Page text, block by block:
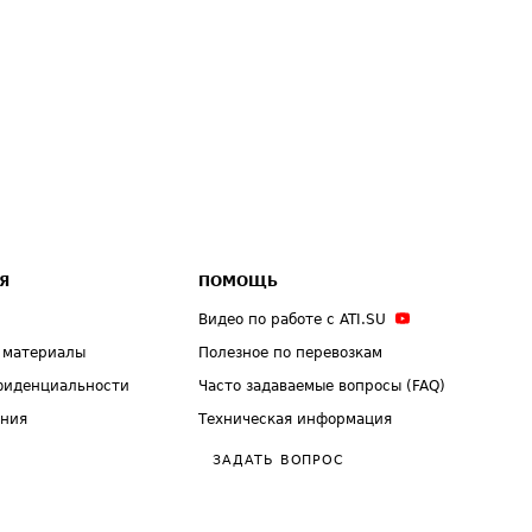
ПОМОЩЬ
Видео по работе с ATI.SU
Полезное по перевозкам
Часто задаваемые вопросы (FAQ)
Техническая информация
ЗАДАТЬ ВОПРОС